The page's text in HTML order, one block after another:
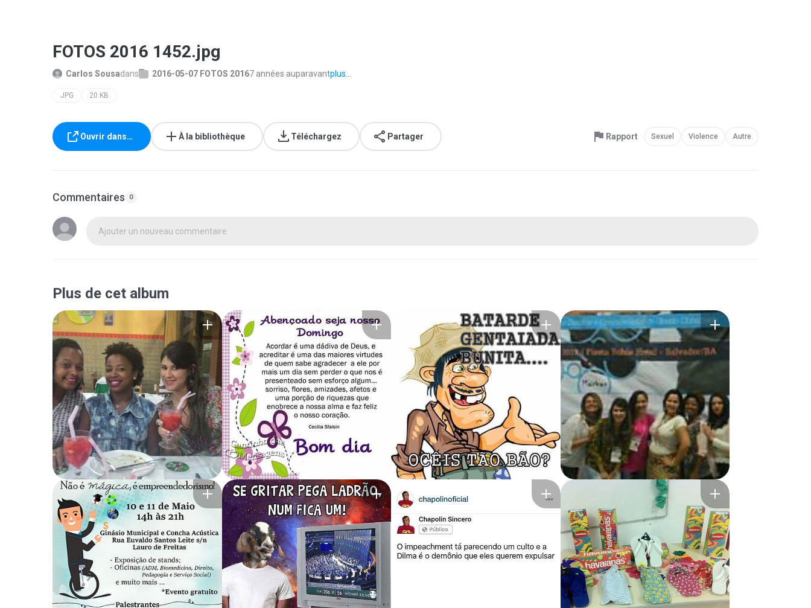
FOTOS 2016 1452.jpg
Carlos Sousadans 2016-05-07 FOTOS 20167 années auparavantplus...
JPG 20 KB
Ouvrir dans… À la bibliothèque Téléchargez Partager Rapport Sexuel Violence Autre
Commentaires 0
Ajouter un nouveau commentaire
Plus de cet album